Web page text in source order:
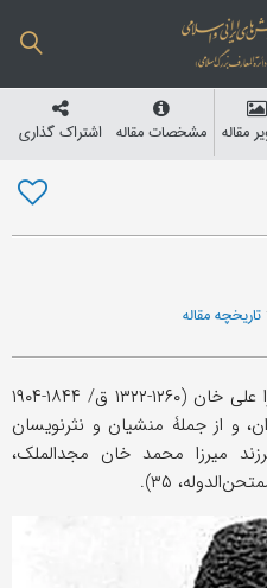
مقاله مشخصات مقاله اشتراک گذاری
تاریخچه مقاله
\amīn-od-dowle\، میرزا علی خان (۱۲۶۰-۱۳۲۲ ق/ ۱۸۴۴-۱۹۰۴
و از جملۀ منشیان و نثرنویسان
میرزا محمد خان مجدالملک،
۳۵).